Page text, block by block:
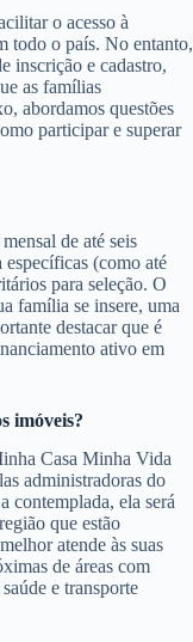
o acesso à
todo o país. No entanto,
inscrição e cadastro,
as famílias
abordamos questões
participar e superar
de até seis
(como até
para seleção. O
família se insere, uma
destacar que é
ativo em
imóveis?
Casa Minha Vida
administradoras do
contemplada, ela será
que estão
atende às suas
de áreas com
e transporte